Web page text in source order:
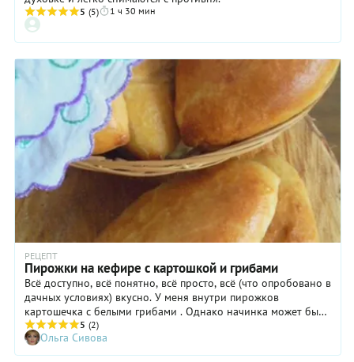
из
Рецепт
его почти
отличаться
от
рецепта
этих
пирожков,
увеличится
только
время
теста
нужно
чтобы
разошлись
при
выпекании.
5 (5) 1 ч 30 мин
РЕЦЕПТ
Пирожки на кефире с картошкой и грибами
Всё доступно, всё понятно, всё просто, всё (что опробовано в
дачных условиях) вкусно. У меня внутри пирожков
картошечка с белыми грибами . Однако начинка может быть
любая, т.к. тесто нейтральное . И это как раз тот случай,
когда можно в пирог положить начинки много-много,
потому что тесто очень послушное.
5 (2)
Ольга Сивова